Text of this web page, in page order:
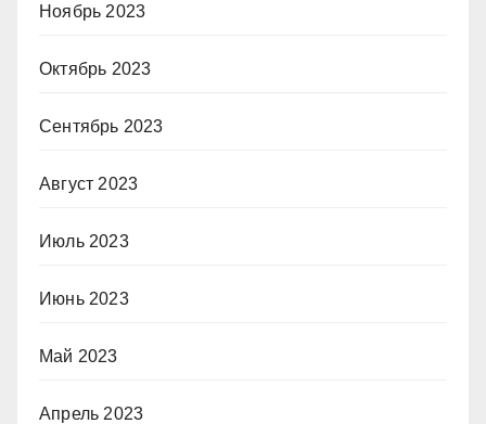
Ноябрь 2023
Октябрь 2023
Сентябрь 2023
Август 2023
Июль 2023
Июнь 2023
Май 2023
Апрель 2023